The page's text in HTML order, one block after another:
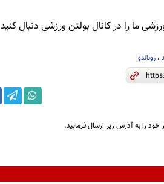
ما را در کانال بولتن ورزشی دنبال کنید
، رونالدو
را به آدرس زیر ارسال فرمایید.